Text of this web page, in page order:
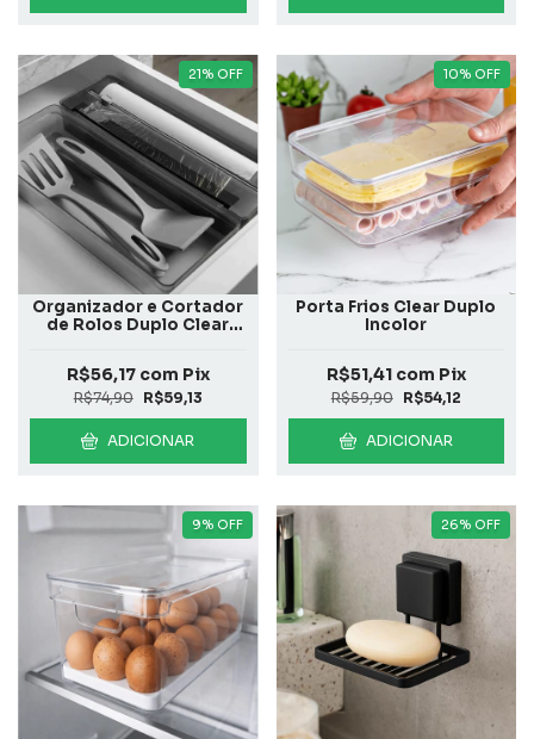
21% OFF
Organizador e Cortador
de Rolos Duplo Clear
R$74,90 R$59,13
R$56,17 com Pix
ADICIONAR
10% OFF
Porta Frios Clear Duplo
Incolor
R$59,90 R$54,12
R$51,41 com Pix
ADICIONAR
9% OFF 26% OFF